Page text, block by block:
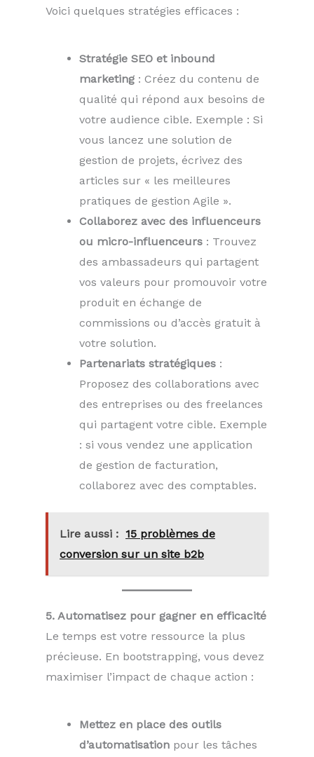
Voici quelques stratégies efficaces :
Stratégie SEO et inbound
marketing : Créez du contenu de
qualité qui répond aux besoins de
votre audience cible. Exemple : Si
vous lancez une solution de
gestion de projets, écrivez des
articles sur « les meilleures
pratiques de gestion Agile ».
Collaborez avec des influenceurs
ou micro-influenceurs : Trouvez
des ambassadeurs qui partagent
vos valeurs pour promouvoir votre
produit en échange de
commissions ou d’accès gratuit à
votre solution.
Partenariats stratégiques :
Proposez des collaborations avec
des entreprises ou des freelances
qui partagent votre cible. Exemple
: si vous vendez une application
de gestion de facturation,
collaborez avec des comptables.
Lire aussi : 15 problèmes de
conversion sur un site b2b
5. Automatisez pour gagner en efficacité
Le temps est votre ressource la plus
précieuse. En bootstrapping, vous devez
maximiser l’impact de chaque action :
Mettez en place des outils
d’automatisation pour les tâches